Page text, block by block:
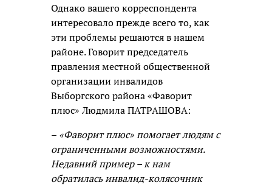
Однако вашего корреспондента
интересовало прежде всего то, как
эти проблемы решаются в нашем
районе. Говорит председатель
правления местной общественной
организации инвалидов
Выборгского района «Фаворит
плюс» Людмила ПАТРАШОВА:
– «Фаворит плюс» помогает людям с
ограниченными возможностями.
Недавний пример – к нам
обратилась инвалид-колясочник